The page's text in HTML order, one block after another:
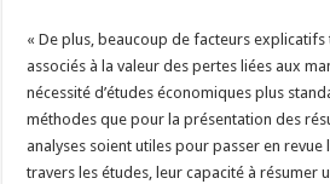
« De plus, beaucoup de facteurs explicatifs
associés à la valeur des pertes liées aux
nécessité d’études économiques plus
méthodes que pour la présentation des
analyses soient utiles pour passer en
travers les études, leur capacité à résumer